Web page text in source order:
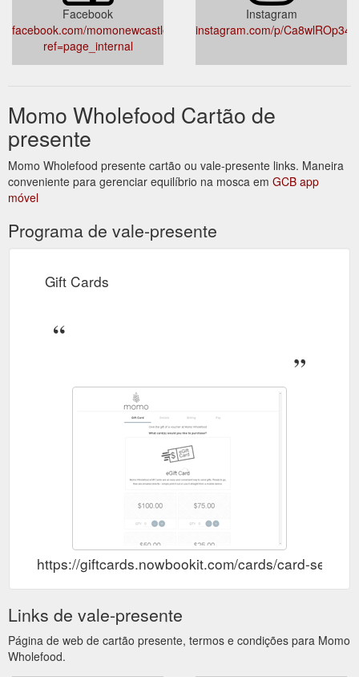
Facebook
facebook.com/momonewcastle/?
ref=page_internal
Instagram
instagram.com/p/Ca8wlROp34k/
Momo Wholefood Cartão de
presente
Momo Wholefood presente cartão ou vale-presente links. Maneira
conveniente para gerenciar equilíbrio na mosca em GCB app
móvel
Programa de vale-presente
Gift Cards
https://giftcards.nowbookit.com/cards/card-
Links de vale-presente
Página de web de cartão presente, termos e condições para Momo
Wholefood.